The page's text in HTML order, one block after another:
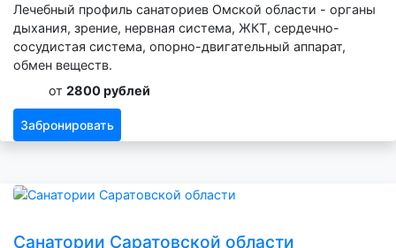
Лечебный профиль санаториев Омской области - органы
дыхания, зрение, нервная система, ЖКТ, сердечно-
сосудистая система, опорно-двигательный аппарат,
обмен веществ.
от 2800 рублей
Забронировать
Санатории Саратовской области